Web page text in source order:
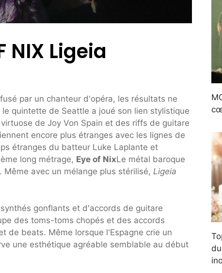
NIX Ligeia
par un chanteur d'opéra, les résultats ne
quintette de Seattle a joué son lien stylistique
de Joy Von Spain et des riffs de guitare
encore plus étranges avec les lignes de
étranges du batteur Luke Laplante et
long métrage, Eye of NixLe métal baroque
avec un mélange plus stérilisé, Ligeia
gonflants et d'accords de guitare
des toms-toms chopés et des accords
de beats. Même lorsque l'Espagne crie un
une esthétique agréable semblable au début